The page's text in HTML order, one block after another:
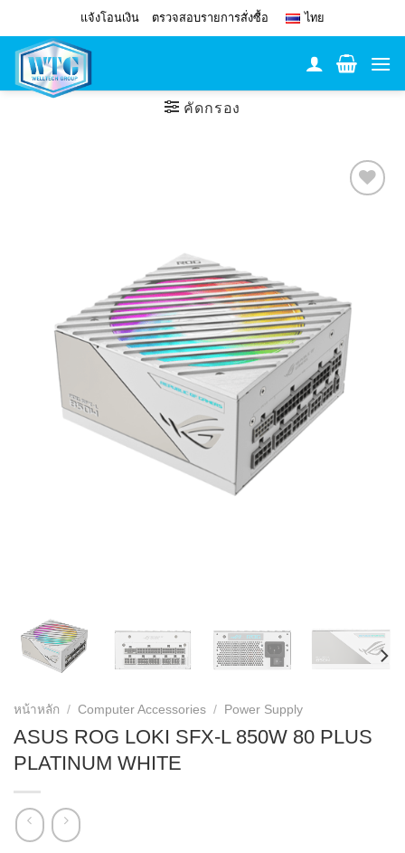
to
content
แจ้งโอนเงิน ตรวจสอบรายการสั่งซื้อ ไทย
คัดกรอง
หน้าหลัก / Computer Accessories / Power Supply
ASUS ROG LOKI SFX-L 850W 80 PLUS
PLATINUM WHITE